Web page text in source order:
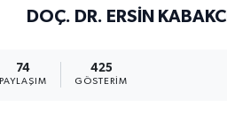
DOÇ. DR. ERSIN KABAKCI
74
PAYLAŞIM
425
GÖSTERIM